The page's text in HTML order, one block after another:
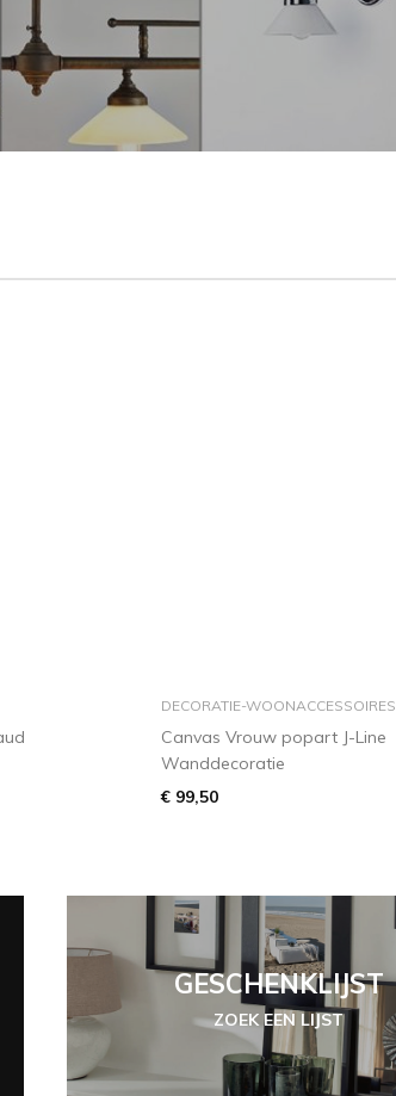
in winkelmandje
DECORATIE-WOONACCESSOIRES
Canvas Vrouw popart J-Line
Wanddecoratie
€ 99,50
GESCHENKLIJST
ZOEK EEN LIJST